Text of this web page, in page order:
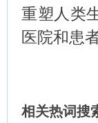
重塑人类
医院和患者
相关热词搜